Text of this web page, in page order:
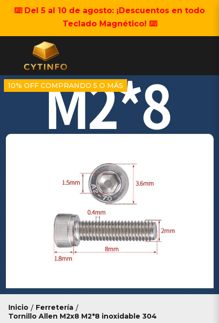
⌨️ Del 5 al 10 de agosto: ¡Descuentos en todo
Teclado Magnético! ⌨️
10% OFF COMPRANDO 5 O MÁS
Inicio / Ferretería /
Tornillo Allen M2x8 M2*8 inoxidable 304